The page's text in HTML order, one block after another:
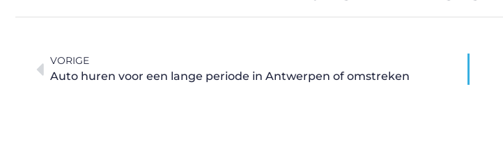
VORIGE
Auto huren voor een lange periode in Antwerpen of omstreken